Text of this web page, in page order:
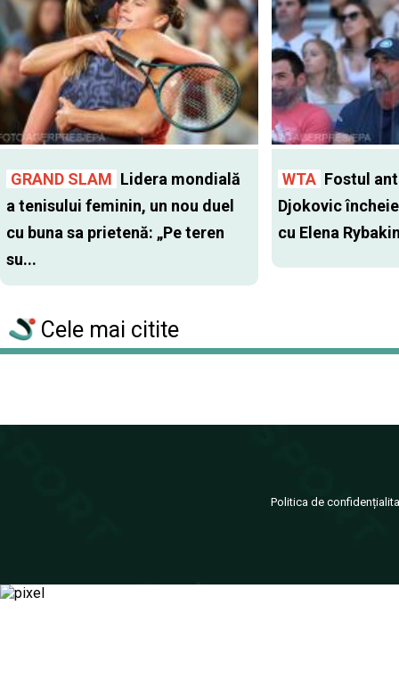
GRAND SLAM Lidera mondială
a tenisului feminin, un nou duel
cu buna sa prietenă: „Pe teren
su...
WTA Fostul
Djokovic
cu Elena
Cele mai citite
Politica de